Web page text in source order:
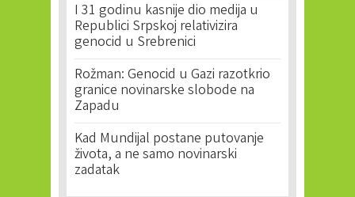
I 31 godinu kasnije dio medija u
Republici Srpskoj relativizira
genocid u Srebrenici
Rožman: Genocid u Gazi razotkrio
granice novinarske slobode na
Zapadu
Kad Mundijal postane putovanje
života, a ne samo novinarski
zadatak